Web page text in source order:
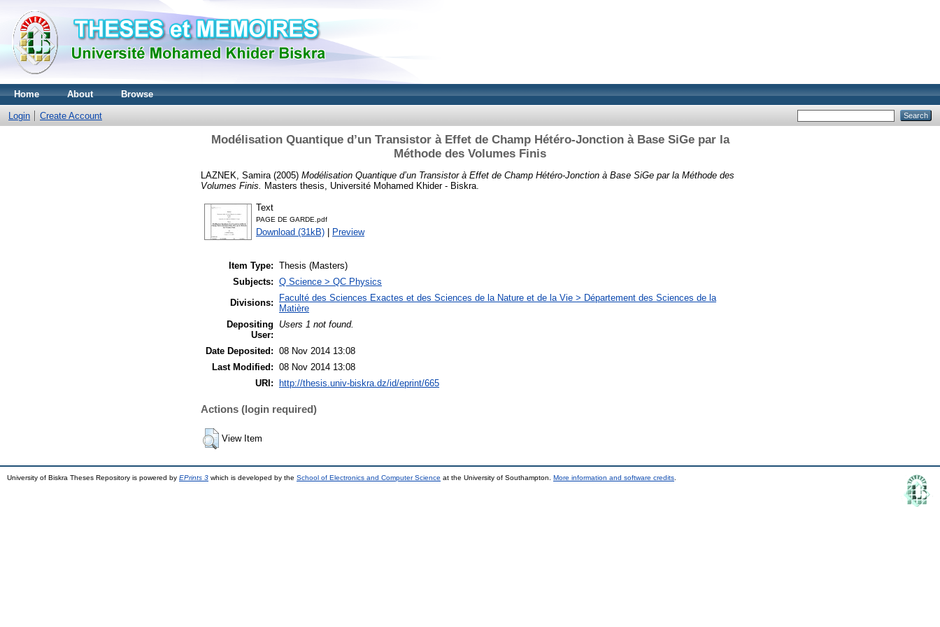
Home About Browse
Login Create Account
Modélisation Quantique d’un Transistor à Effet de Champ Hétéro-Jonction à Base SiGe par la
Méthode des Volumes Finis
LAZNEK, Samira (2005) Modélisation Quantique d’un Transistor à Effet de Champ Hétéro-Jonction à Base SiGe par la Méthode des
Volumes Finis.
Masters thesis, Université Mohamed Khider - Biskra.
Text
PAGE DE GARDE.pdf
Download (31kB) | Preview
Item Type: Thesis (Masters)
Subjects: Q Science > QC Physics
Divisions:
Faculté des Sciences Exactes et des Sciences de la Nature et de la Vie > Département des Sciences de la
Matière
Depositing
User:
Users 1 not found.
Date Deposited: 08 Nov 2014 13:08
Last Modified: 08 Nov 2014 13:08
URI:
http://thesis.univ-biskra.dz/id/eprint/665
Actions (login required)
View Item
University of Biskra Theses Repository is powered by EPrints 3 which is developed by the School of Electronics and Computer Science at the University of Southampton. More information and software credits